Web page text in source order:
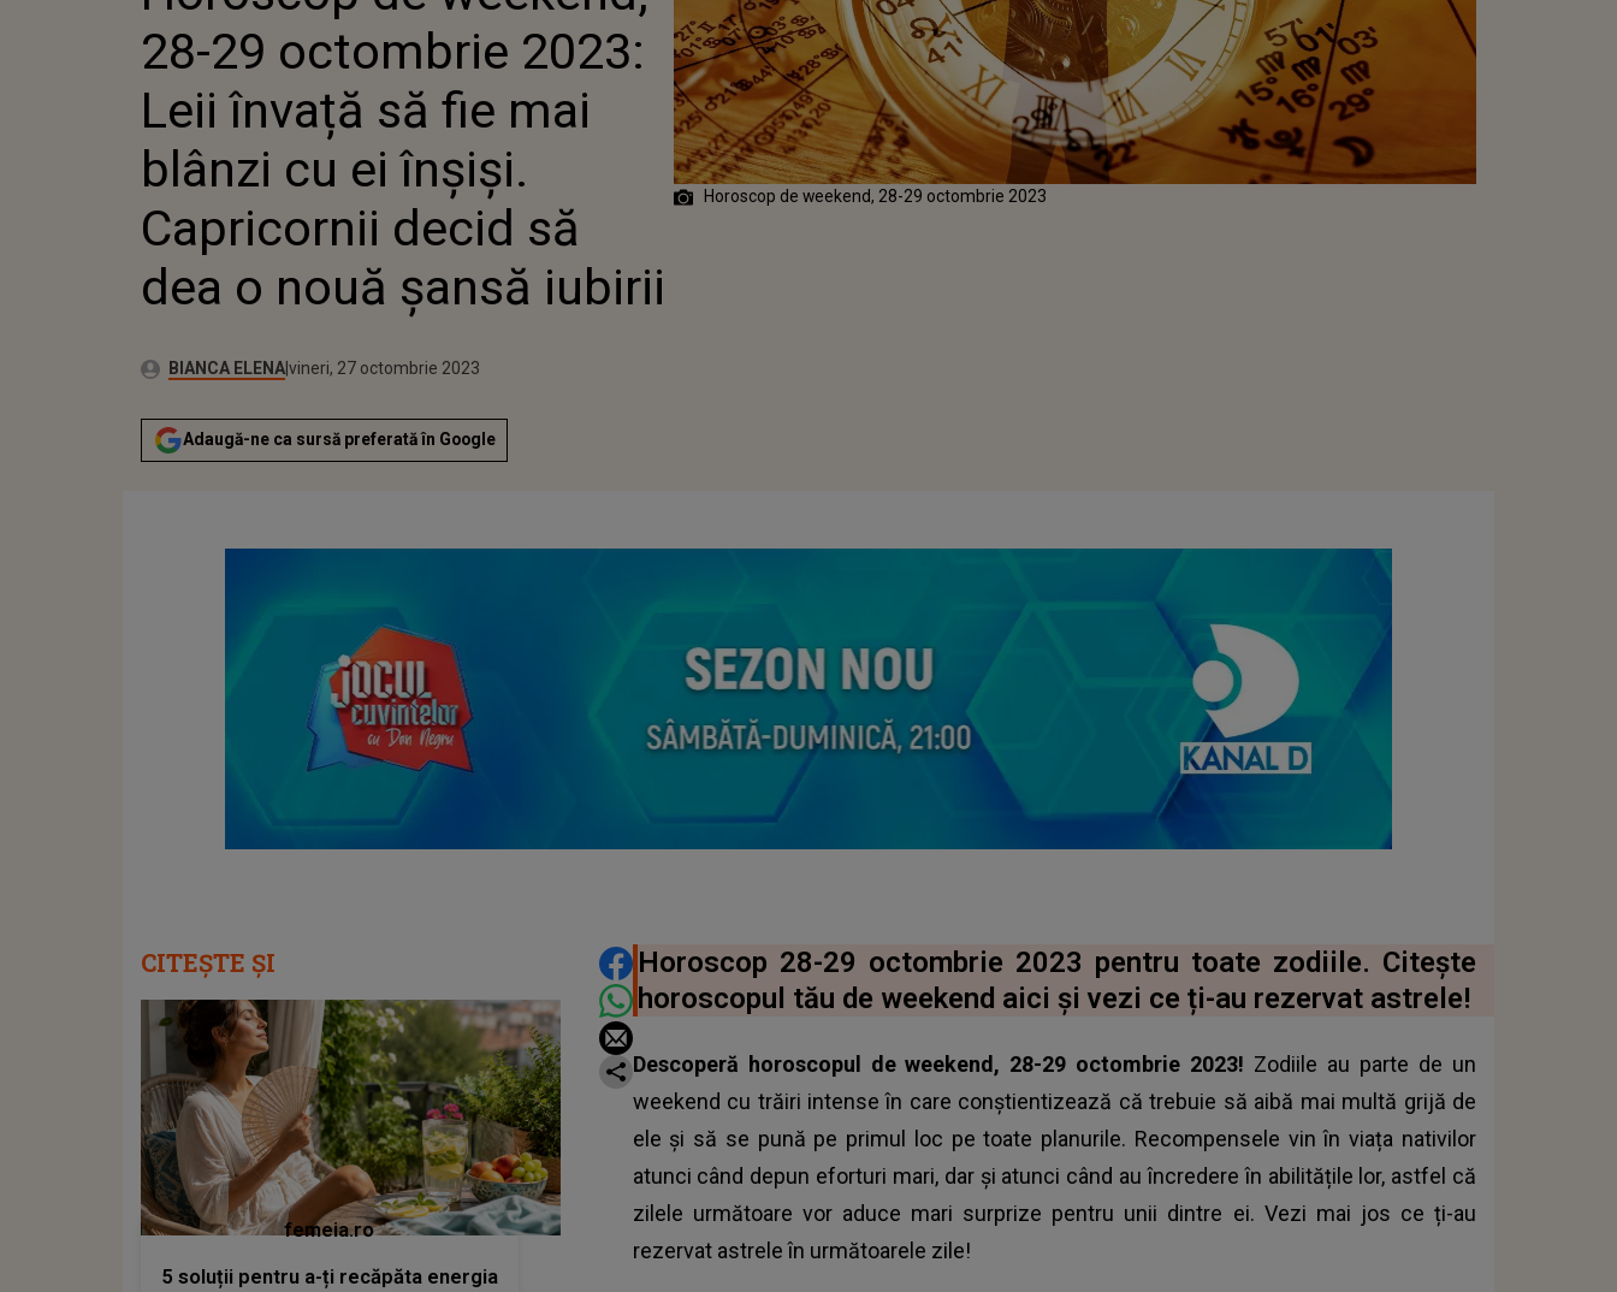
CAPRICORNII DECID SĂ DEA O
NOUĂ ȘANSĂ IUBIRII
28-29 octombrie 2023:
Leii învață să fie mai
blânzi cu ei înșiși.
Capricornii decid să
dea o nouă șansă iubirii
Autor:BIANCA ELENAPublicat:
vineri, 27 octombrie 2023
Adaugă-ne ca sursă preferată în Google
Horoscop de weekend, 28-29 octombrie 2023
DISTRIBUIE ARTICOLUL
Horoscop 28-29 octombrie 2023 pentru toate zodiile. Citește
horoscopul tău de weekend aici și vezi ce ți-au rezervat astrele!
Descoperă horoscopul de weekend, 28-29 octombrie 2023! Zodiile au parte de un
weekend cu trăiri intense în care conștientizează că trebuie să aibă mai multă grijă de
ele și să se pună pe primul loc pe toate planurile. Recompensele vin în viața nativilor
atunci când depun eforturi mari, dar și atunci când au încredere în abilitățile lor, astfel că
zilele următoare vor aduce mari surprize pentru unii dintre ei. Vezi mai jos ce ți-au
rezervat astrele în următoarele zile!
CITEȘTE ȘI
femeia.ro
5 soluții pentru a-ți recăpăta energia